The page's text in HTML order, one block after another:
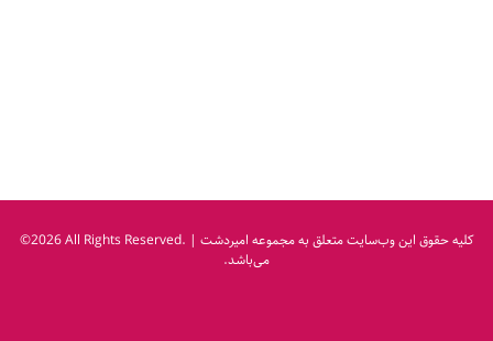
©2026 All Rights Reserved. | کلیه حقوق این وب‌سایت متعلق به مجموعه امیردشت
می‌باشد.